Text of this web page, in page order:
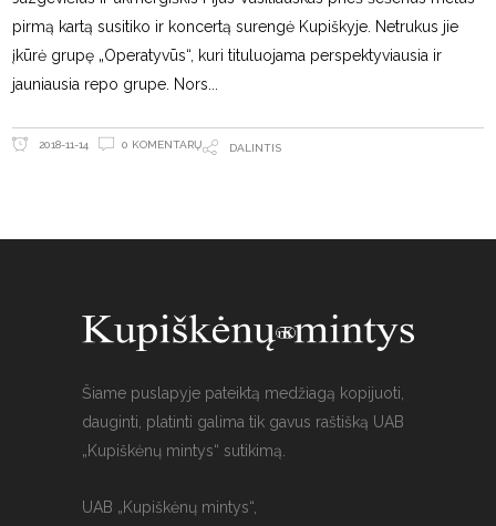
pirmą kartą susitiko ir koncertą surengė Kupiškyje. Netrukus jie
įkūrė grupę „Operatyvūs“, kuri tituluojama perspektyviausia ir
jauniausia repo grupe. Nors
2018-11-14 0 KOMENTARŲ DALINTIS
Šiame puslapyje pateiktą medžiagą kopijuoti,
dauginti, platinti galima tik gavus raštišką UAB
„Kupiškėnų mintys“ sutikimą.
UAB „Kupiškėnų mintys“,